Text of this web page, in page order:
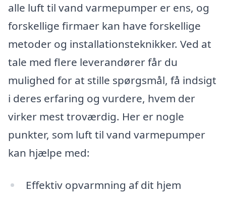
alle luft til vand varmepumper er ens, og
forskellige firmaer kan have forskellige
metoder og installationsteknikker. Ved at
tale med flere leverandører får du
mulighed for at stille spørgsmål, få indsigt
i deres erfaring og vurdere, hvem der
virker mest troværdig. Her er nogle
punkter, som luft til vand varmepumper
kan hjælpe med:
Effektiv opvarmning af dit hjem